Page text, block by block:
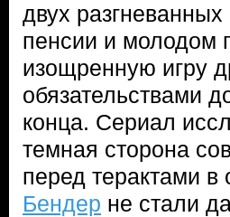
двух
пенсии и молодом
изощренную игру
обязательствами
конца. Сериал
темная сторона
перед терактами
Бендер не стали